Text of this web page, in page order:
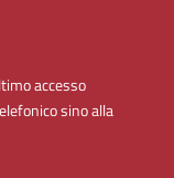
accesso
sino alla